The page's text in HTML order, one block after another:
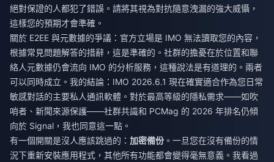
絕對保證的人都犯了錯誤。請將其視為對抗隨意洩漏的強大威懾，
這樣您的預期才會準確。
關於 E2EE 與元數據的爭議：官方立場是 IMO 無法讀取您的內容，
根據常見問題解答的措辭，這是準確的。社群的擔憂在於位置和聯
絡人元數據仍會流向 IMO 的分析服務，這種說法是有道理的。兩者
可以同時成立。我的結論：IMO 2026.6.1 現在確實適合作為您日常
敏感對話的主要私人通訊軟體。對於最高等級的隱私需求——如吹
哨者、新聞來源保護——社群共識和 PCMag 的 2026 年排名仍傾
向於 Signal，我也同意這一點。
有一個開關是沒人應該跳過的： 加密備份 。一旦您在沒有備份的情
況下重新安裝應用程式，其他所有功能都會變得毫無意義。我看過